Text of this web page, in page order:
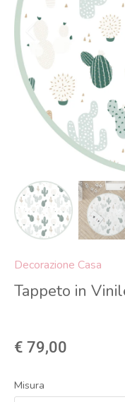
Decorazione Casa
Tappeto in
€ 79,00
Misura